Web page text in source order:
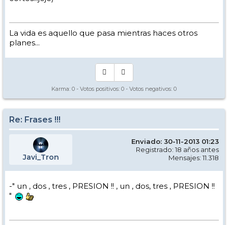
La vida es aquello que pasa mientras haces otros
planes...
Karma: 0 - Votos positivos: 0 - Votos negativos: 0
Re: Frases !!!
Javi_Tron
Enviado: 30-11-2013 01:23
Registrado: 18 años antes
Mensajes: 11.318
-" un , dos , tres , PRESION !! , un , dos, tres , PRESION !!
"